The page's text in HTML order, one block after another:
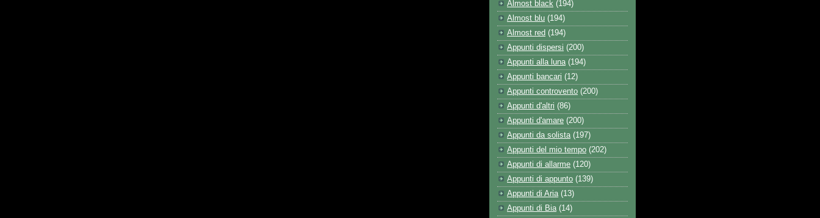
Almost black (194)
Almost blu (194)
Almost red (194)
Appunti dispersi (200)
Appunti alla luna (194)
Appunti bancari (12)
Appunti controvento (200)
Appunti d'altri (86)
Appunti d'amare (200)
Appunti da solista (197)
Appunti del mio tempo (202)
Appunti di allarme (120)
Appunti di appunto (139)
Appunti di Aria (13)
Appunti di Bia (14)